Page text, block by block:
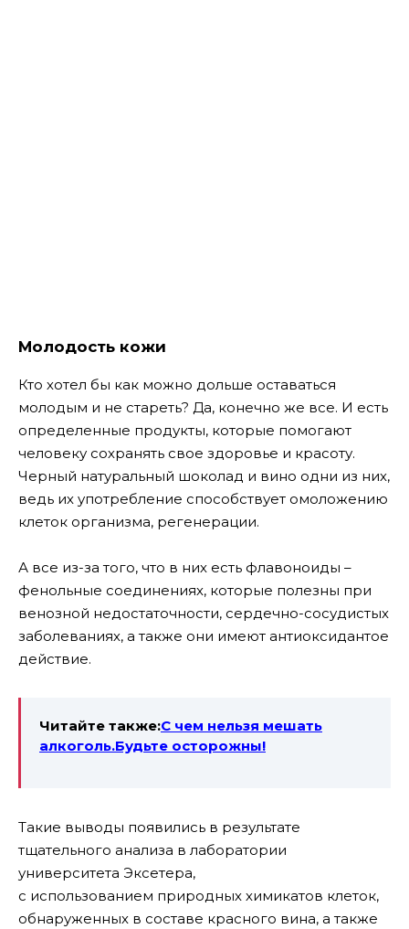
Молодость кожи
Кто хотел бы как можно дольше оставаться
молодым и не стареть? Да, конечно же все. И есть
определенные продукты, которые помогают
человеку сохранять свое здоровье и красоту.
Черный натуральный шоколад и вино одни из них,
ведь их употребление способствует омоложению
клеток организма, регенерации.
А все из-за того, что в них есть флавоноиды –
фенольные соединениях, которые полезны при
венозной недостаточности, сердечно-сосудистых
заболеваниях, а также они имеют антиоксидантое
действие.
Читайте также:С чем нельзя мешать
алкоголь.Будьте осторожны!
Такие выводы появились в результате
тщательного анализа в лаборатории
университета Эксетера,
с использованием природных химикатов клеток,
обнаруженных в составе красного вина, а также